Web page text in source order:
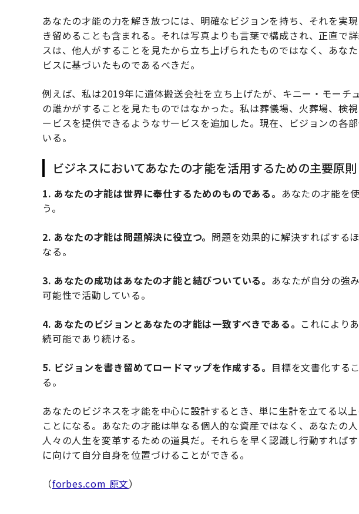
あなたの才能の力を解き放つには、明確なビジョンを持ち、それを実
き留めることも含まれる。それは写真よりも言葉で構成され、正直で
スは、他人がすることを見たから立ち上げられたものではなく、あな
ビスに基づいたものであるべきだ。
例えば、私は2019年に遺体搬送会社を立ち上げたが、キニー・モーチ
の誰かがすることを見たものではなかった。私は葬儀場、火葬場、検
ービスを提供できるようなサービスを追加した。現在、ビジョンの各
いる。
ビジネスにおいてあなたの才能を活用するための主要原則
1. あなたの才能は世界に奉仕するためのものである。 あなたの才能を
う。
2. あなたの才能は問題解決に役立つ。 問題を効果的に解決すればする
なる。
3. あなたの成功はあなたの才能と結びついている。 あなたが自分の強
可能性で活動している。
4. あなたのビジョンとあなたの才能は一致すべきである。 これにより
続可能であり続ける。
5. ビジョンを書き留めてロードマップを作成する。 目標を文書化する
る。
あなたのビジネスを才能を中心に設計するとき、単に生計を立てる以
ことになる。あなたの才能は単なる個人的な資産ではなく、あなたの
人々の人生を変革するための道具だ。それらを早く認識し行動すれば
に向けて自分自身を位置づけることができる。
（forbes.com 原文）